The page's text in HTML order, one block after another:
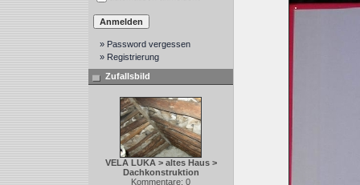
» Password vergessen
» Registrierung
Zufallsbild
VELA LUKA > altes Haus >
Dachkonstruktion
Kommentare: 0